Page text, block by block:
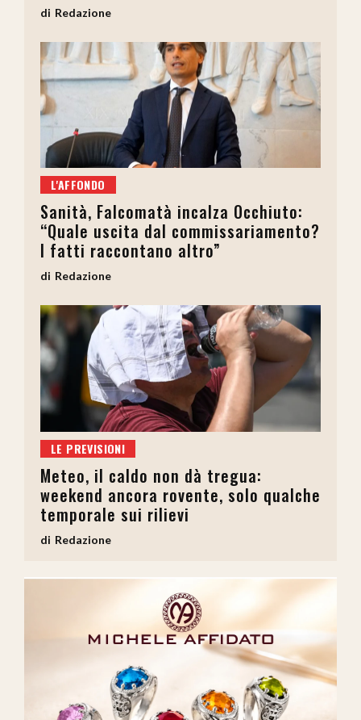
Redazione
L'AFFONDO
Sanità, Falcomatà incalza Occhiuto:
“Quale uscita dal commissariamento?
I fatti raccontano altro”
Redazione
LE PREVISIONI
Meteo, il caldo non dà tregua:
weekend ancora rovente, solo qualche
temporale sui rilievi
Redazione